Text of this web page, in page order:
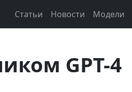
Статьи Новости Модели
GPT-4